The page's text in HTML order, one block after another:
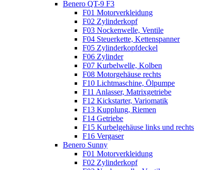
Benero QT-9 F3
F01 Motorverkleidung
F02 Zylinderkopf
F03 Nockenwelle, Ventile
F04 Steuerkette, Kettenspanner
F05 Zylinderkopfdeckel
F06 Zylinder
F07 Kurbelwelle, Kolben
F08 Motorgehäuse rechts
F10 Lichtmaschine, Ölpumpe
F11 Anlasser, Matrixgetriebe
F12 Kickstarter, Variomatik
F13 Kupplung, Riemen
F14 Getriebe
F15 Kurbelgehäuse links und rechts
F16 Vergaser
Benero Sunny
F01 Motorverkleidung
F02 Zylinderkopf